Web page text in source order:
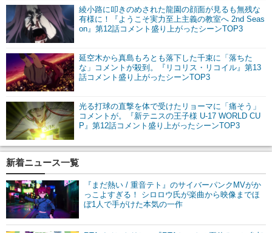
綾小路に叩きのめされた龍園の顔面が見るも無残な
有様に！『ようこそ実力至上主義の教室へ 2nd Seas
on』第12話コメント盛り上がったシーンTOP3
延空木から真島もろとも落下した千束に「落ちた
な」コメントが殺到。『リコリス・リコイル』第13
話コメント盛り上がったシーンTOP3
光る打球の直撃を体で受けたリョーマに「痛そう」
コメントが。『新テニスの王子様 U-17 WORLD CU
P』第12話コメント盛り上がったシーンTOP3
新着ニュース一覧
『まだ熱い / 重音テト』のサイバーパンクMVがか
っこよすぎる！ シロロウ氏が楽曲から映像までほ
ぼ1人で手がけた本気の一作